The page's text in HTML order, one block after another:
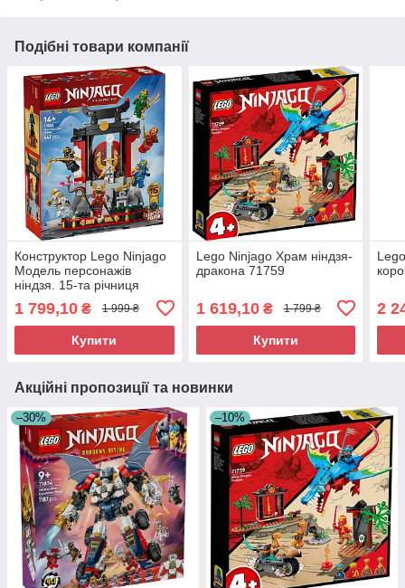
Подібні товари компанії
Конструктор Lego Ninjago
Модель персонажів
ніндзя. 15-та річниця
1 799,10 ₴ 1 999 ₴
Купити
Lego Ninjago Храм ніндзя-
дракона 71759
1 619,10₴ 1 799 ₴
Купити
2
Акційні пропозиції та новинки
–30% –10%